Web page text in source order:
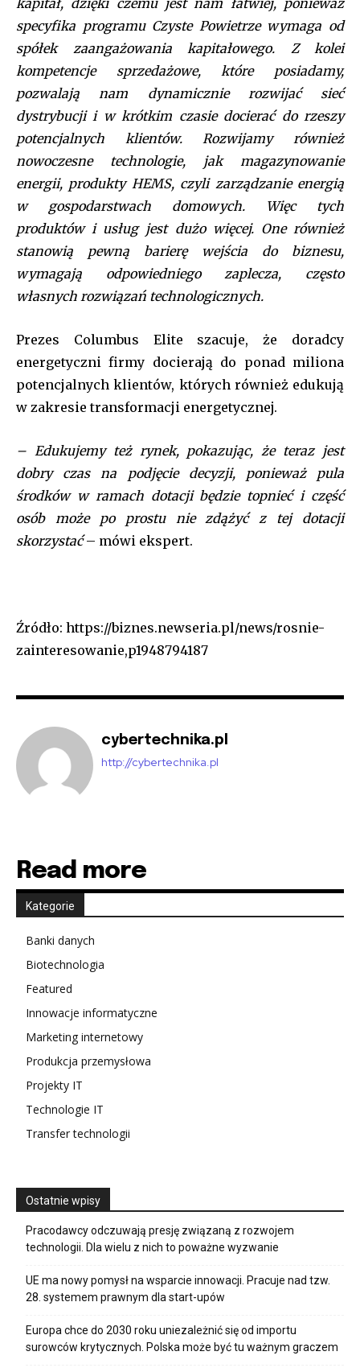
specyfika programu Czyste Powietrze wymaga od
spółek zaangażowania kapitałowego. Z kolei
kompetencje sprzedażowe, które posiadamy,
pozwalają nam dynamicznie rozwijać sieć
dystrybucji i w krótkim czasie docierać do rzeszy
potencjalnych klientów. Rozwijamy również
nowoczesne technologie, jak magazynowanie
energii, produkty HEMS, czyli zarządzanie energią
w gospodarstwach domowych. Więc tych
produktów i usług jest dużo więcej. One również
stanowią pewną barierę wejścia do biznesu,
wymagają odpowiedniego zaplecza, często
własnych rozwiązań technologicznych.
Prezes Columbus Elite szacuje, że doradcy
energetyczni firmy docierają do ponad miliona
potencjalnych klientów, których również edukują
w zakresie transformacji energetycznej.
– Edukujemy też rynek, pokazując, że teraz jest
dobry czas na podjęcie decyzji, ponieważ pula
środków w ramach dotacji będzie topnieć i część
osób może po prostu nie zdążyć z tej dotacji
skorzystać– mówi ekspert.
Źródło: https://biznes.newseria.pl/news/rosnie-
zainteresowanie,p1948794187
cybertechnika.pl
http://cybertechnika.pl
Read more
Kategorie
Banki danych
Biotechnologia
Featured
Innowacje informatyczne
Marketing internetowy
Produkcja przemysłowa
Projekty IT
Technologie IT
Transfer technologii
Ostatnie wpisy
Pracodawcy odczuwają presję związaną z rozwojem
technologii. Dla wielu z nich to poważne wyzwanie
UE ma nowy pomysł na wsparcie innowacji. Pracuje nad tzw.
28. systemem prawnym dla start-upów
Europa chce do 2030 roku uniezależnić się od importu
surowców krytycznych. Polska może być tu ważnym graczem